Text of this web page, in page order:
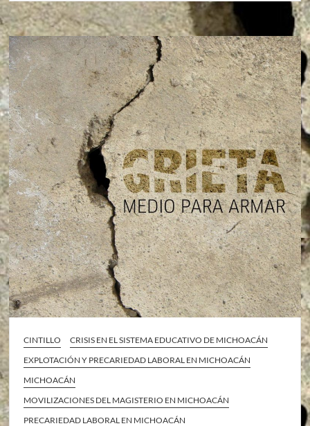
CINTILLO
CRISIS EN EL SISTEMA EDUCATIVO DE MICHOACÁN
EXPLOTACIÓN Y PRECARIEDAD LABORAL EN MICHOACÁN
MICHOACÁN
MOVILIZACIONES DEL MAGISTERIO EN MICHOACÁN
PRECARIEDAD LABORAL EN MICHOACÁN